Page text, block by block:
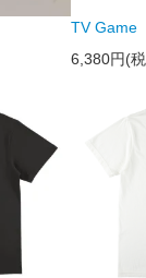
TV Game
6,380円(